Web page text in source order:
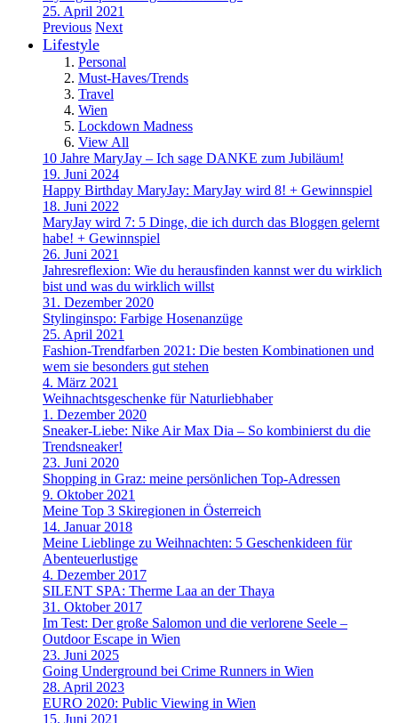
25. April 2021
Previous Next
Lifestyle
Personal
Must-Haves/Trends
Travel
Wien
Lockdown Madness
View All
10 Jahre MaryJay – Ich sage DANKE zum Jubiläum!
19. Juni 2024
Happy Birthday MaryJay: MaryJay wird 8! + Gewinnspiel
18. Juni 2022
MaryJay wird 7: 5 Dinge, die ich durch das Bloggen gelernt
habe! + Gewinnspiel
26. Juni 2021
Jahresreflexion: Wie du herausfinden kannst wer du wirklich
bist und was du wirklich willst
31. Dezember 2020
Stylinginspo: Farbige Hosenanzüge
25. April 2021
Fashion-Trendfarben 2021: Die besten Kombinationen und
wem sie besonders gut stehen
4. März 2021
Weihnachtsgeschenke für Naturliebhaber
1. Dezember 2020
Sneaker-Liebe: Nike Air Max Dia – So kombinierst du die
Trendsneaker!
23. Juni 2020
Shopping in Graz: meine persönlichen Top-Adressen
9. Oktober 2021
Meine Top 3 Skiregionen in Österreich
14. Januar 2018
Meine Lieblinge zu Weihnachten: 5 Geschenkideen für
Abenteuerlustige
4. Dezember 2017
SILENT SPA: Therme Laa an der Thaya
31. Oktober 2017
Im Test: Der große Salomon und die verlorene Seele –
Outdoor Escape in Wien
23. Juni 2025
Going Underground bei Crime Runners in Wien
28. April 2023
EURO 2020: Public Viewing in Wien
15. Juni 2021